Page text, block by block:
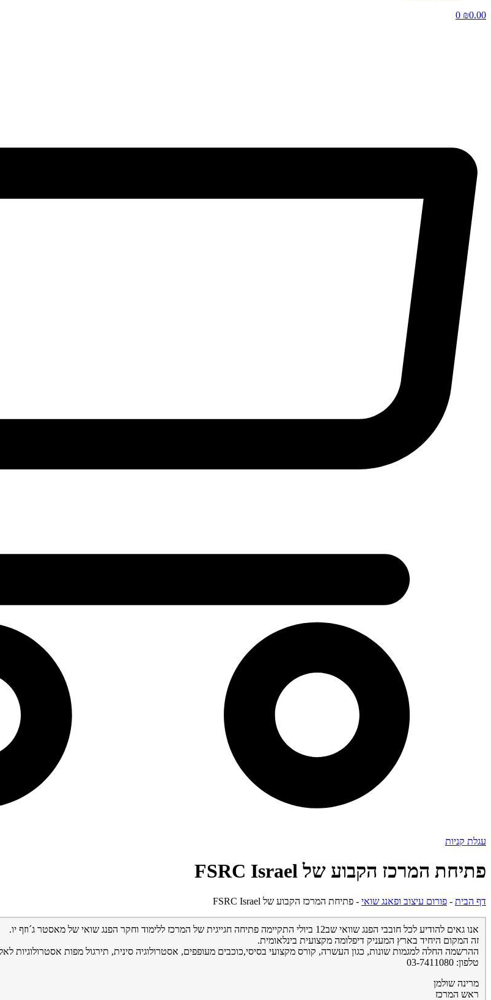
₪0.00
0
עגלת קניות
פתיחת המרכז הקבוע של FSRC Israel
דף הבית - פורום עיצוב ופאנג שואי - פתיחת המרכז הקבוע של FSRC Israel
אנו גאים להודיע לכל חובבי הפנג שוואי שב12 ביולי התקיימה פתיחה חגייגית של המרכז ללימוד וחקר הפנג שואי של מאסטר ג´וזף יו.
זה המקום היחיד בארץ המעניק דיפלומה מקצועית בינלאומית.
ההרשמה החלה למגמות שונות, כגון העשרה, קורס מקצועי בסיסי,כוכבים מעופפים, אסטרולוגיה סינית, תירגול מפות אסטרולוגיות
טלפון: 03-7411080
מרינה שולמן
ראש המרכז